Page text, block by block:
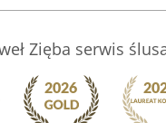
Zięba serwis